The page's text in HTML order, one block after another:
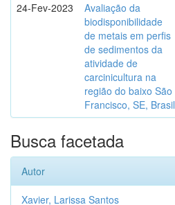
24-Fev-2023
Avaliação da
biodisponibilidade
de metais em perfis
de sedimentos da
atividade de
carcinicultura na
região do baixo São
Francisco, SE, Brasil
Busca facetada
Autor
Xavier, Larissa Santos